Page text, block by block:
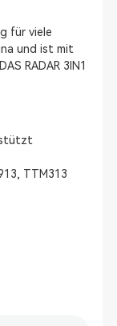
für viele
und ist mit
RADAR 3IN1
TTM313